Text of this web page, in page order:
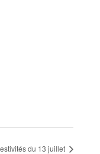
du 13 juillet